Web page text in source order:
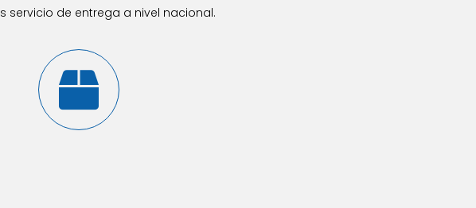
servicio de entrega a nivel nacional.